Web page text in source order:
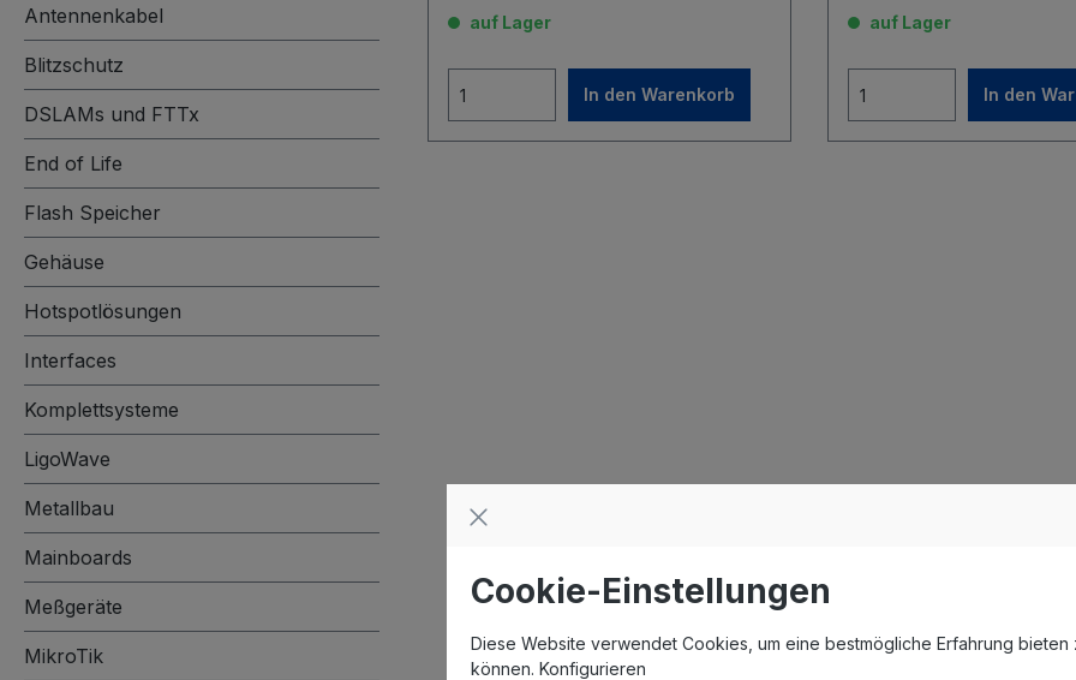
Antennenkabel
Blitzschutz
DSLAMs und FTTx
End of Life
Flash Speicher
Gehäuse
Hotspotlösungen
Interfaces
Komplettsysteme
LigoWave
Metallbau
Mainboards
Meßgeräte
MikroTik
auf Lager
In den Warenkorb
auf Lager
In den
Cookie-Einstellungen
Diese Website verwendet Cookies, um eine bestmögliche Erfahrung bieten
können. Konfigurieren